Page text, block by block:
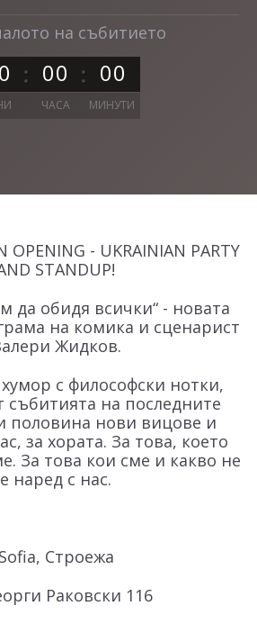
на събитието
0 00 00
ЧАСА МИНУТИ
OPENING - UKRAINIAN PARTY
STANDUP!
да обидя всички“ - новата
на комика и сценарист
Жидков.
с философски нотки,
събитията на последните
половина нови вицове и
за хората. За това, което
За това кои сме и какво не
е наред с нас.
Sofia, Строежа
Раковски 116